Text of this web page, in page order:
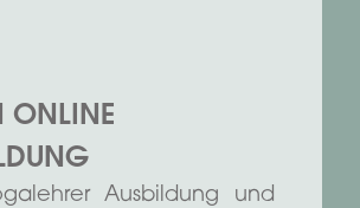
ONLINE
Ausbildung und